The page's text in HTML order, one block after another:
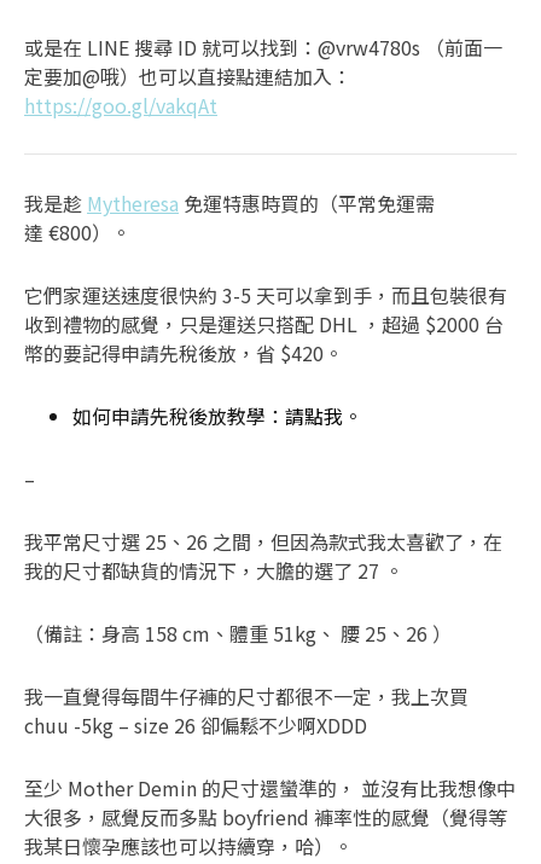
或是在 LINE 搜尋 ID 就可以找到：@vrw4780s （前面一
定要加@哦）也可以直接點連結加入：
https://goo.gl/vakqAt
我是趁 Mytheresa 免運特惠時買的（平常免運需
達 €800）。
它們家運送速度很快約 3-5 天可以拿到手，而且包裝很有
收到禮物的感覺，只是運送只搭配 DHL ，超過 $2000 台
幣的要記得申請先稅後放，省 $420。
如何申請先稅後放教學： 請點我 。
–
我平常尺寸選 25、26 之間，但因為款式我太喜歡了，在
我的尺寸都缺貨的情況下，大膽的選了 27 。
（備註：身高 158 cm、體重 51kg、 腰 25、26 ）
我一直覺得每間牛仔褲的尺寸都很不一定，我上次買
chuu -5kg – size 26 卻偏鬆不少啊XDDD
至少 Mother Demin 的尺寸還蠻準的， 並沒有比我想像中
大很多，感覺反而多點 boyfriend 褲率性的感覺（覺得等
我某日懷孕應該也可以持續穿，哈）。